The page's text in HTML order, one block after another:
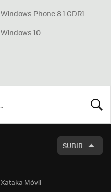
Windows Phone 8.1 GDR1
Windows 10
SUBIR
Xataka Móvil